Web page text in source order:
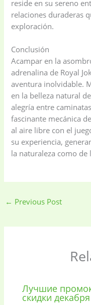
reside en su sereno
relaciones duraderas
exploración.
Conclusión
Acampar en la
adrenalina de Royal
aventura inolvidable.
en la belleza natural
alegría entre
fascinante mecánica
al aire libre con el
su experiencia,
la naturaleza como de
← Previous Post
Лучшие
скидки